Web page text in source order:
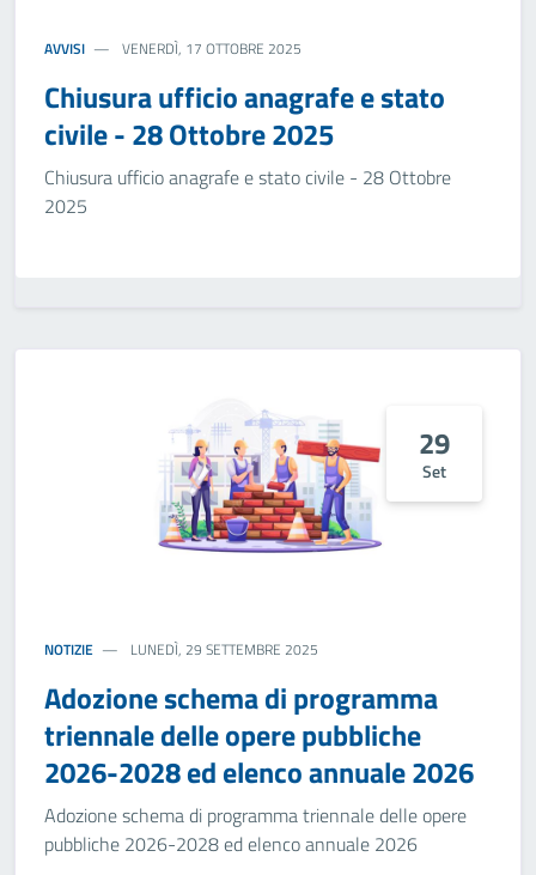
AVVISI VENERDÌ, 17 OTTOBRE 2025
Chiusura ufficio anagrafe e stato
civile - 28 Ottobre 2025
Chiusura ufficio anagrafe e stato civile - 28 Ottobre
2025
29
Set
NOTIZIE LUNEDÌ, 29 SETTEMBRE 2025
Adozione schema di programma
triennale delle opere pubbliche
2026-2028 ed elenco annuale 2026
Adozione schema di programma triennale delle opere
pubbliche 2026-2028 ed elenco annuale 2026